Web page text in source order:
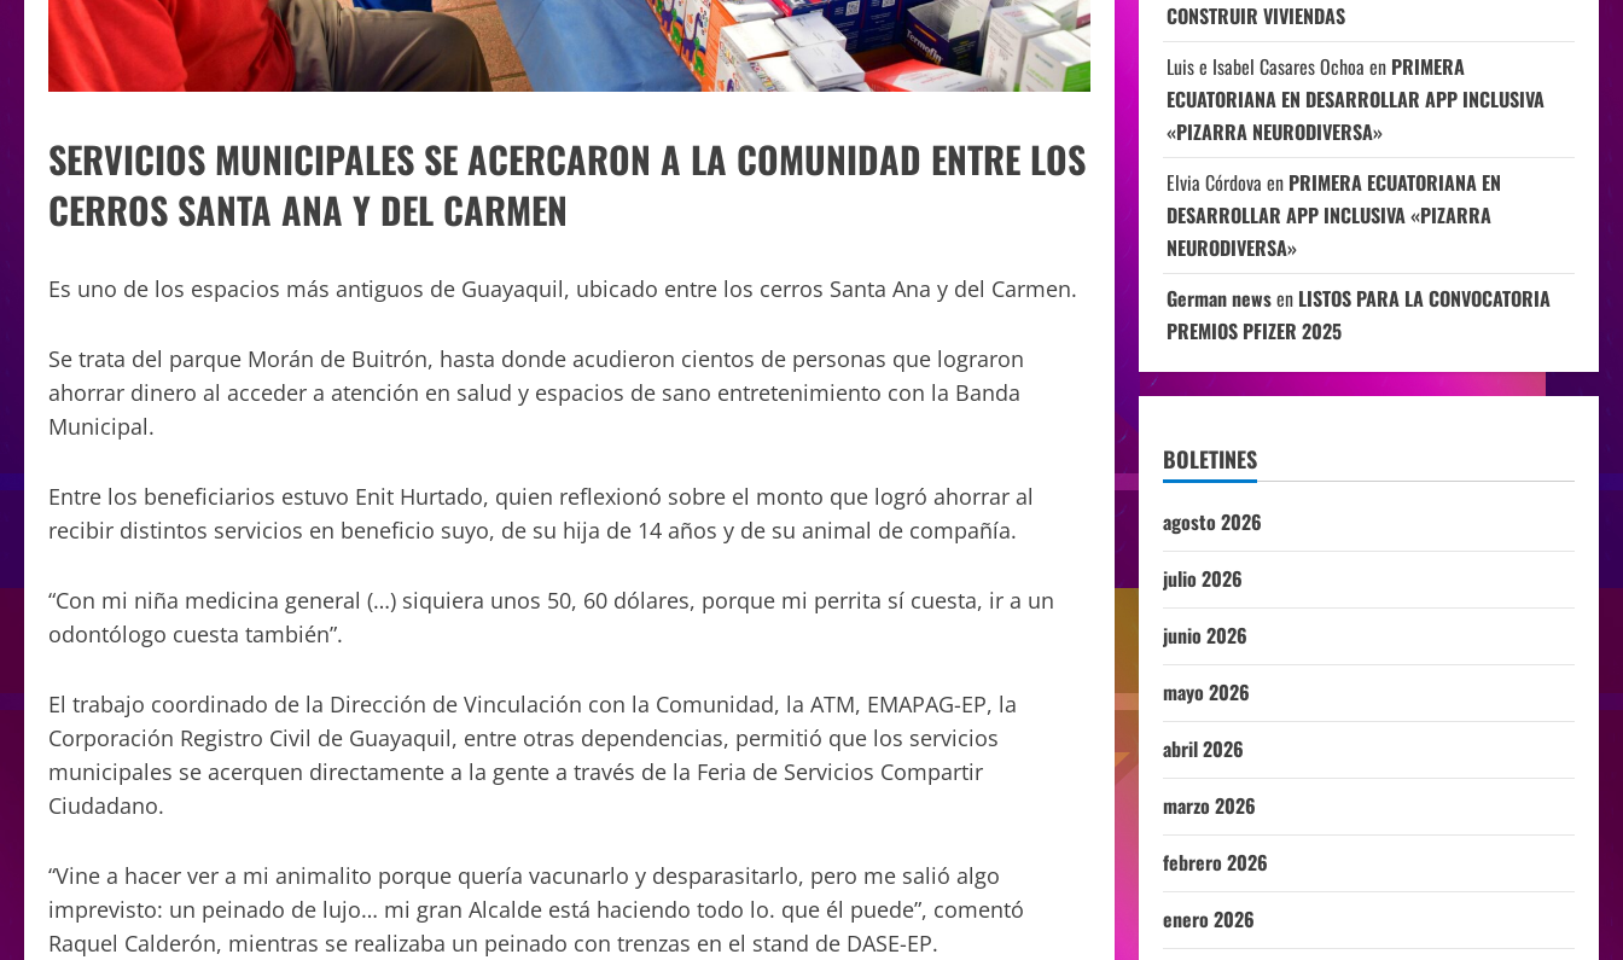
SERVICIOS MUNICIPALES SE ACERCARON A LA COMUNIDAD ENTRE LOS
CERROS SANTA ANA Y DEL CARMEN
Es uno de los espacios más antiguos de Guayaquil, ubicado entre los cerros Santa Ana y del Carmen.
Se trata del parque Morán de Buitrón, hasta donde acudieron cientos de personas que lograron
ahorrar dinero al acceder a atención en salud y espacios de sano entretenimiento con la Banda
Municipal.
Entre los beneficiarios estuvo Enit Hurtado, quien reflexionó sobre el monto que logró ahorrar al
recibir distintos servicios en beneficio suyo, de su hija de 14 años y de su animal de compañía.
“Con mi niña medicina general (…) siquiera unos 50, 60 dólares, porque mi perrita sí cuesta, ir a un
odontólogo cuesta también”.
El trabajo coordinado de la Dirección de Vinculación con la Comunidad, la ATM, EMAPAG-EP, la
Corporación Registro Civil de Guayaquil, entre otras dependencias, permitió que los servicios
municipales se acerquen directamente a la gente a través de la Feria de Servicios Compartir
Ciudadano.
“Vine a hacer ver a mi animalito porque quería vacunarlo y desparasitarlo, pero me salió algo
imprevisto: un peinado de lujo… mi gran Alcalde está haciendo todo lo. que él puede”, comentó
Raquel Calderón, mientras se realizaba un peinado con trenzas en el stand de DASE-EP.
CONSTRUIR VIVIENDAS
Luis e Isabel Casares Ochoa en PRIMERA
ECUATORIANA EN DESARROLLAR APP INCLUSIVA
«PIZARRA NEURODIVERSA»
Elvia Córdova en PRIMERA ECUATORIANA EN
DESARROLLAR APP INCLUSIVA «PIZARRA
NEURODIVERSA»
German newsen LISTOS PARA LA CONVOCATORIA
PREMIOS PFIZER 2025
BOLETINES
agosto 2026
julio 2026
junio 2026
mayo 2026
abril 2026
marzo 2026
febrero 2026
enero 2026